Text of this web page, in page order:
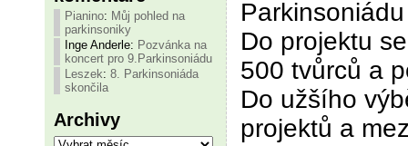
Pianino: Můj pohled na
parkinsoniky
Inge Anderle: Pozvánka na
koncert pro 9.Parkinsoniádu
Leszek: 8. Parkinsoniáda
skončila
Archivy
Archivy
Do projektu
500 tvůrců a
Do užšího
projektů a